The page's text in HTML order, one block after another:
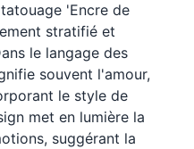
'Encre de
stratifié et
le langage des
souvent l'amour,
le style de
met en lumière la
suggérant la